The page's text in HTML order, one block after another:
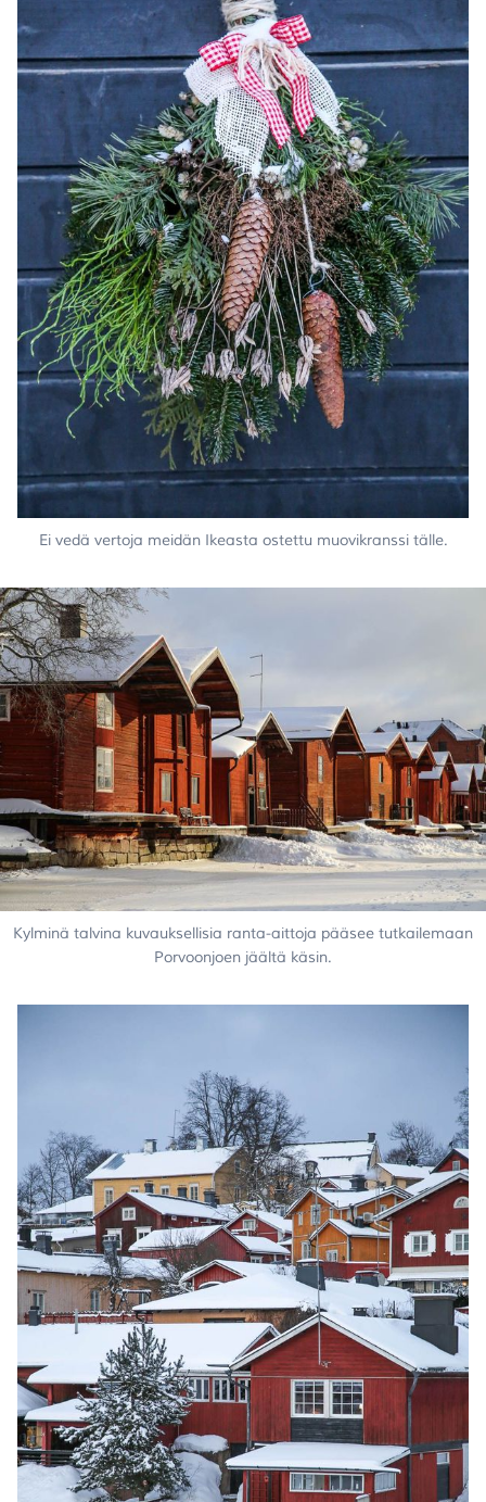
Ei vedä vertoja meidän Ikeasta ostettu muovikranssi tälle.
Kylminä talvina kuvauksellisia ranta-aittoja pääsee tutkailemaan
Porvoonjoen jäältä käsin.